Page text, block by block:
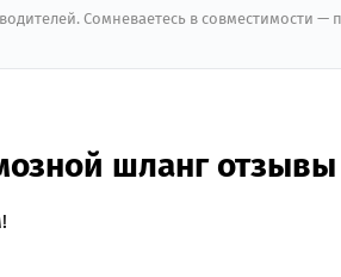
Сомневаетесь в совместимости —
шланг отзывы